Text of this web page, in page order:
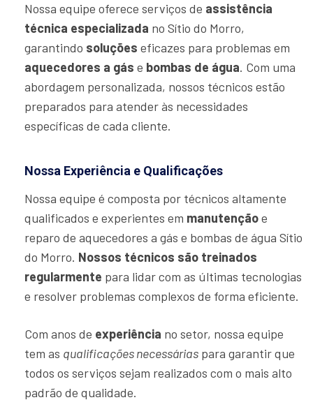
Nossa equipe oferece serviços de assistência
técnica especializada no Sítio do Morro,
garantindo soluções eficazes para problemas em
aquecedores a gás e bombas de água. Com uma
abordagem personalizada, nossos técnicos estão
preparados para atender às necessidades
específicas de cada cliente.
Nossa Experiência e Qualificações
Nossa equipe é composta por técnicos altamente
qualificados e experientes em manutençãoe
reparo de aquecedores a gás e bombas de água Sítio
do Morro. Nossos técnicos são treinados
regularmente para lidar com as últimas tecnologias
e resolver problemas complexos de forma eficiente.
Com anos de experiência no setor, nossa equipe
tem as qualificações necessárias para garantir que
todos os serviços sejam realizados com o mais alto
padrão de qualidade.